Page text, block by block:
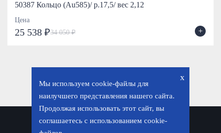
50387 Кольцо (Au585)/ р.17,5/ вес 2,12
Цена
25 538 ₽34 050 ₽ +
x
Мы используем cookie-файлы для
наилучшего представления нашего сайта.
Продолжая использовать этот сайт, вы
соглашаетесь с использованием cookie-